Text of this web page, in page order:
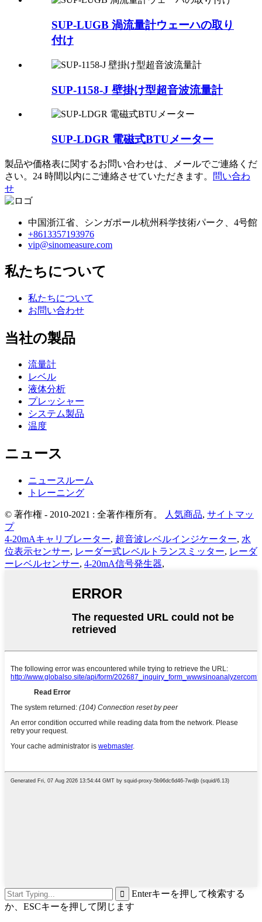
SUP-LUGB 渦流量計ウェーハの取り
付け
SUP-1158-J 壁掛け型超音波流量計
SUP-LDGR 電磁式BTUメーター
製品や価格表に関するお問い合わせは、メールでご連絡くだ
さい。24 時間以内にご連絡させていただきます。
問い合わ
せ
中国浙江省、シンガポール杭州科学技術パーク、4号館
+8613357193976
vip@sinomeasure.com
私たちについて
私たちについて
お問い合わせ
当社の製品
流量計
レベル
液体分析
プレッシャー
システム製品
温度
ニュース
ニュースルーム
トレーニング
© 著作権 - 2010-2021 : 全著作権所有。 人気商品, サイトマッ
プ
4-20mAキャリブレーター, 超音波レベルインジケーター, 水
位表示センサー, レーダー式レベルトランスミッター, レーダ
ーレベルセンサー, 4-20mA信号発生器,
Enterキーを押して検索する
か、ESCキーを押して閉じます